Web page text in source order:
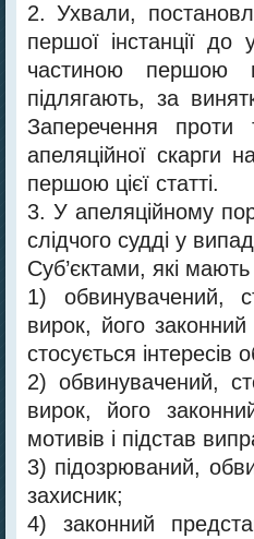
2. Ухвали,
першої інстанції
частиною першою
підлягають, за
Заперечення
апеляційної скарги
першою цієї статті.
3. У апеляційному
слідчого судді у
Суб’єктами, які
1) обвинувачений,
вирок, його
стосується інтересів
2) обвинувачений,
вирок, його
мотивів і підстав
3) підозрюваний,
захисник;
4) законний